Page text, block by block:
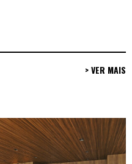
> VER MAIS